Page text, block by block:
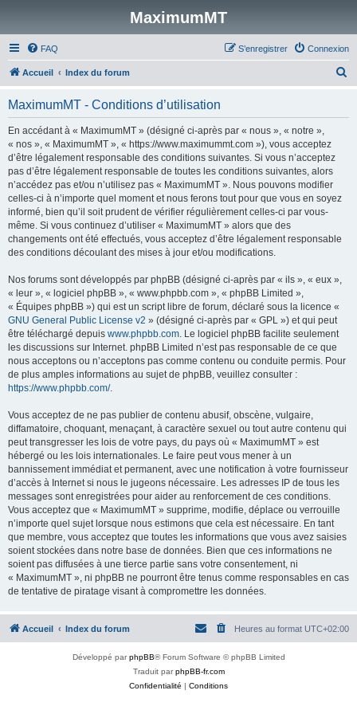
MaximumMT
FAQ Connexion
S’enregistrer
Accueil Index du forum
MaximumMT - Conditions d’utilisation
En accédant à « MaximumMT » (désigné ci-après par « nous », « notre »,
« nos », « MaximumMT », « https://www.maximummt.com »), vous acceptez
d’être légalement responsable des conditions suivantes. Si vous n’acceptez
pas d’être légalement responsable de toutes les conditions suivantes, alors
n’accédez pas et/ou n’utilisez pas « MaximumMT ». Nous pouvons modifier
celles-ci à n’importe quel moment et nous ferons tout pour que vous en soyez
informé, bien qu’il soit prudent de vérifier régulièrement celles-ci par vous-
même. Si vous continuez d’utiliser « MaximumMT » alors que des
changements ont été effectués, vous acceptez d’être légalement responsable
des conditions découlant des mises à jour et/ou modifications.
Nos forums sont développés par phpBB (désigné ci-après par « ils », « eux »,
« leur », « logiciel phpBB », « www.phpbb.com », « phpBB Limited »,
« Équipes phpBB ») qui est un script libre de forum, déclaré sous la licence «
GNU General Public License v2 » (désigné ci-après par « GPL ») et qui peut
être téléchargé depuis www.phpbb.com. Le logiciel phpBB facilite seulement
les discussions sur Internet. phpBB Limited n’est pas responsable de ce que
nous acceptons ou n’acceptons pas comme contenu ou conduite permis. Pour
de plus amples informations au sujet de phpBB, veuillez consulter :
https://www.phpbb.com/.
Vous acceptez de ne pas publier de contenu abusif, obscène, vulgaire,
diffamatoire, choquant, menaçant, à caractère sexuel ou tout autre contenu qui
peut transgresser les lois de votre pays, du pays où « MaximumMT » est
hébergé ou les lois internationales. Le faire peut vous mener à un
bannissement immédiat et permanent, avec une notification à votre fournisseur
d’accès à Internet si nous le jugeons nécessaire. Les adresses IP de tous les
messages sont enregistrées pour aider au renforcement de ces conditions.
Vous acceptez que « MaximumMT » supprime, modifie, déplace ou verrouille
n’importe quel sujet lorsque nous estimons que cela est nécessaire. En tant
que membre, vous acceptez que toutes les informations que vous avez saisies
soient stockées dans notre base de données. Bien que ces informations ne
soient pas diffusées à une tierce partie sans votre consentement, ni
« MaximumMT », ni phpBB ne pourront être tenus comme responsables en cas
de tentative de piratage visant à compromettre les données.
Accueil Index du forum Heures au format UTC+02:00
Développé parphpBB® Forum Software © phpBB Limited
Traduit parphpBB-fr.com
Confidentialité | Conditions